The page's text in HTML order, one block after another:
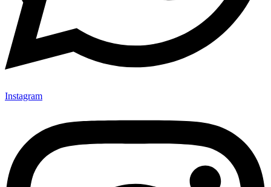
Instagram